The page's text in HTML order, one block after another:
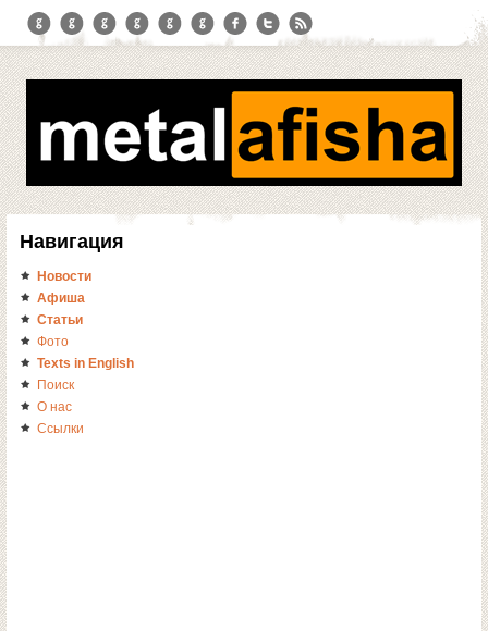
Навигация
Новости
Афиша
Статьи
Фото
Texts in English
Поиск
О нас
Ссылки